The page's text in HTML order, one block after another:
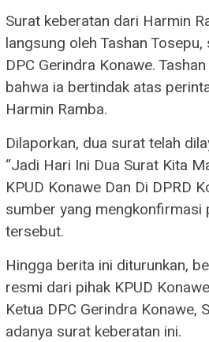
Surat keberatan dari Harmin
langsung oleh Tashan
DPC Gerindra Konawe.
bahwa ia bertindak atas
Harmin Ramba.
Dilaporkan, dua surat telah
“Jadi Hari Ini Dua Surat Kita
KPUD Konawe Dan Di DPRD
sumber yang mengkonfirmasi
tersebut.
Hingga berita ini diturunkan,
resmi dari pihak KPUD
Ketua DPC Gerindra Konawe,
adanya surat keberatan ini.